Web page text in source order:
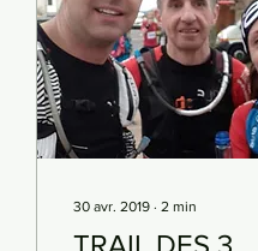
30 avr. 2019 ∙ 2 min
TRAIL DES 3